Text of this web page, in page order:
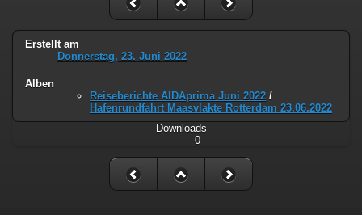
Erstellt am
Donnerstag, 23. Juni 2022
Alben
Reiseberichte AIDAprima Juni 2022 /
Hafenrundfahrt Maasvlakte Rotterdam 23.06.2022
Downloads
0